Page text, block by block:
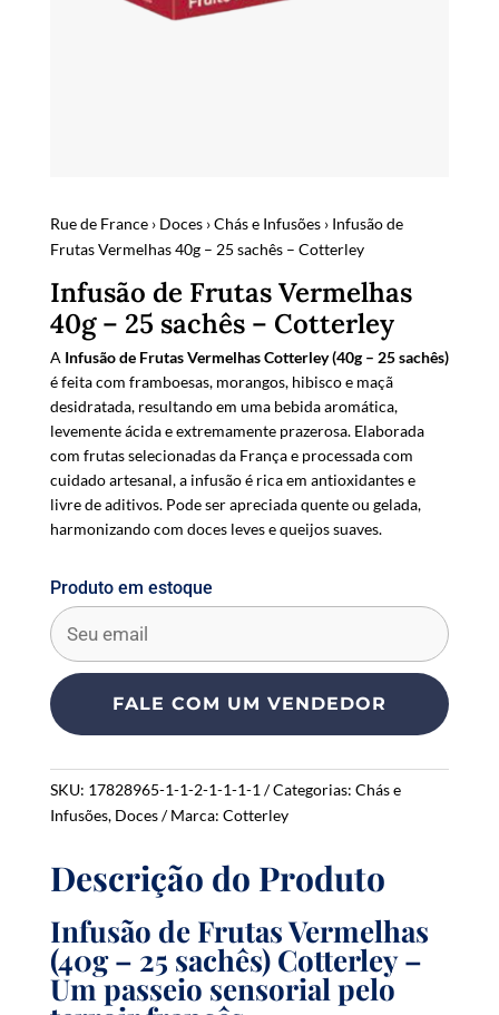
Rue de France› Doces›Chás e Infusões› Infusão de
Frutas Vermelhas 40g – 25 sachês – Cotterley
Infusão de Frutas Vermelhas
40g – 25 sachês – Cotterley
A Infusão de Frutas Vermelhas Cotterley (40g – 25 sachês)
é feita com framboesas, morangos, hibisco e maçã
desidratada, resultando em uma bebida aromática,
levemente ácida e extremamente prazerosa. Elaborada
com frutas selecionadas da França e processada com
cuidado artesanal, a infusão é rica em antioxidantes e
livre de aditivos. Pode ser apreciada quente ou gelada,
harmonizando com doces leves e queijos suaves.
Produto em estoque
E
n
e
r
o
u
r
m
a
i
l
a
d
FALE COM UM VENDEDOR
SKU: 17828965-1-1-2-1-1-1-1 Categorias: Chás e
Infusões, Doces Marca: Cotterley
Descrição do Produto
Infusão de Frutas Vermelhas
(40g – 25 sachês) Cotterley –
Um passeio sensorial pelo